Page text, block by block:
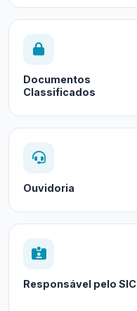
Documentos
Classificados
Ouvidoria
Responsável pelo SIC